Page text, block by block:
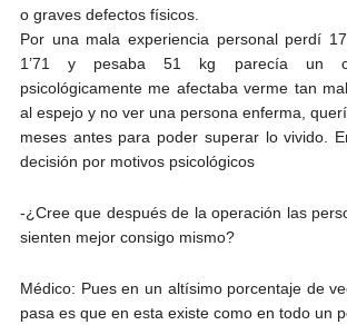
o graves defectos físicos.
Por una mala experiencia personal perdí
1’71 y pesaba 51 kg parecía un
psicológicamente me afectaba verme tan
al espejo y no ver una persona enferma,
meses antes para poder superar lo vivido.
decisión por motivos psicológicos
-¿Cree que después de la operación las
sienten mejor consigo mismo?
Médico: Pues en un altísimo porcentaje de
pasa es que en esta existe como en todo un